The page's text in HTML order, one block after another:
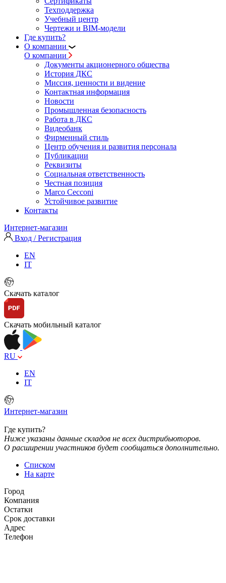
Техподдержка
Учебный центр
Чертежи и BIM-модели
Где купить?
О компании
О компании
Документы акционерного общества
История ДКС
Миссия, ценности и видение
Контактная информация
Новости
Промышленная безопасность
Работа в ДКС
Видеобанк
Фирменный стиль
Центр обучения и развития персонала
Публикации
Реквизиты
Социальная ответственность
Честная позиция
Marco Cecconi
Устойчивое развитие
Контакты
Интернет-магазин
Вход / Регистрация
EN
IT
Скачать каталог
Скачать мобильный каталог
RU
EN
IT
Интернет-магазин
Где купить?
Ниже указаны данные складов не всех дистрибьюторов.
О расширении участников будет сообщаться дополнительно.
Списком
На карте
Город
Компания
Остатки
Срок доставки
Адрес
Телефон